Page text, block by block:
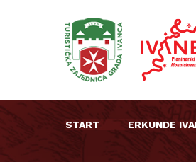
START ERKUNDE